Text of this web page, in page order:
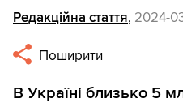
Редакційна стаття, 2024-
Поширити
В Україні близько 5